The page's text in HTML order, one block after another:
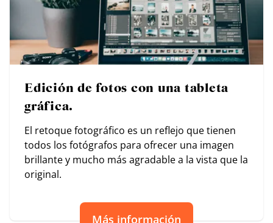
Edición de fotos con una tableta
gráfica.
El retoque fotográfico es un reflejo que tienen
todos los fotógrafos para ofrecer una imagen
brillante y mucho más agradable a la vista que la
original.
Más información